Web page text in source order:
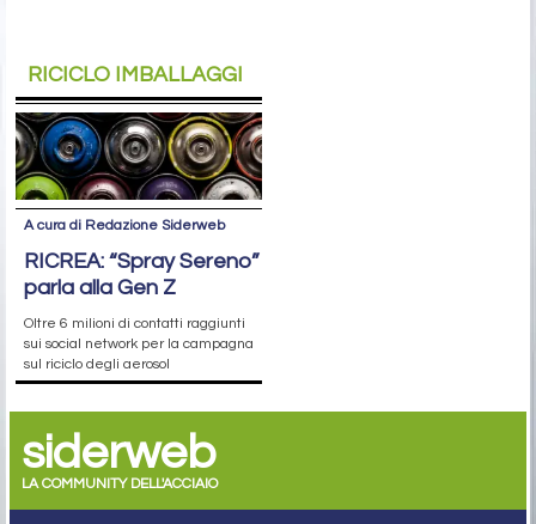
RICICLO IMBALLAGGI
A cura di Redazione Siderweb
RICREA: “Spray Sereno”
parla alla Gen Z
Oltre 6 milioni di contatti raggiunti
sui social network per la campagna
sul riciclo degli aerosol
siderweb
LA COMMUNITY DELL'ACCIAIO